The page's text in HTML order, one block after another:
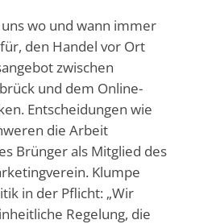
wo und wann immer
den Handel vor Ort
zwischen
und dem Online-
Entscheidungen wie
die Arbeit
Brünger als Mitglied des
Klumpe
in der Pflicht: „Wir
Regelung, die